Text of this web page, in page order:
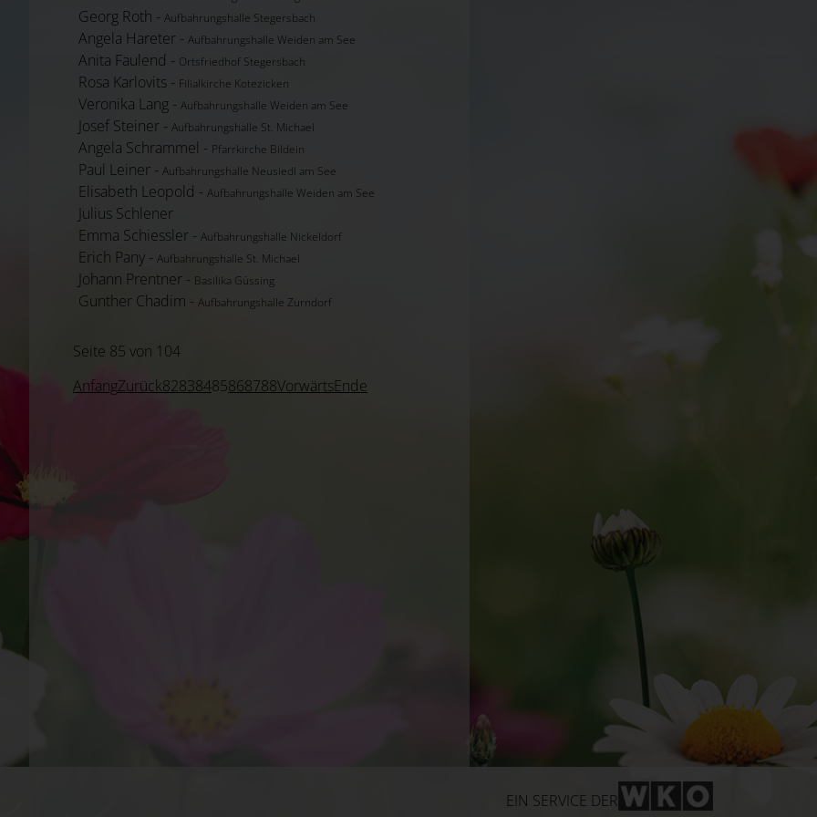
Georg Roth - Aufbahrungshalle Stegersbach
Angela Hareter - Aufbahrungshalle Weiden am See
Anita Faulend - Ortsfriedhof Stegersbach
Rosa Karlovits - Filialkirche Kotezicken
Veronika Lang - Aufbahrungshalle Weiden am See
Josef Steiner - Aufbahrungshalle St. Michael
Angela Schrammel - Pfarrkirche Bildein
Paul Leiner - Aufbahrungshalle Neusiedl am See
Elisabeth Leopold - Aufbahrungshalle Weiden am See
Julius Schlener
Emma Schiessler - Aufbahrungshalle Nickeldorf
Erich Pany - Aufbahrungshalle St. Michael
Johann Prentner - Basilika Güssing
Gunther Chadim - Aufbahrungshalle Zurndorf
Seite 85 von 104
AnfangZurück82838485868788VorwärtsEnde
EIN SERVICE DERWKO-Link